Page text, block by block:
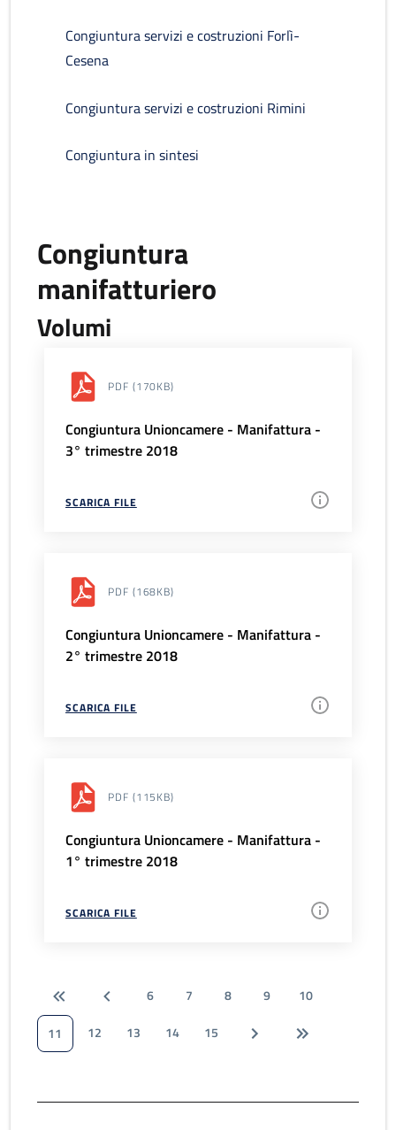
Congiuntura servizi e costruzioni Forlì-
Cesena
Congiuntura servizi e costruzioni Rimini
Congiuntura in sintesi
Congiuntura
manifatturiero
Volumi
PDF (170KB)
Congiuntura Unioncamere - Manifattura -
3° trimestre 2018
SCARICA FILE
PDF (168KB)
Congiuntura Unioncamere - Manifattura -
2° trimestre 2018
SCARICA FILE
PDF (115KB)
Congiuntura Unioncamere - Manifattura -
1° trimestre 2018
SCARICA FILE
6 7 8 9
10
11
12 13 14 15